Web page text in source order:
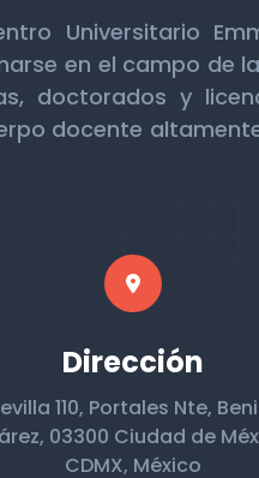
Universitario
en el campo de
doctorados y
docente
Dirección
110, Portales Nte,
03300 Ciudad de
CDMX, México